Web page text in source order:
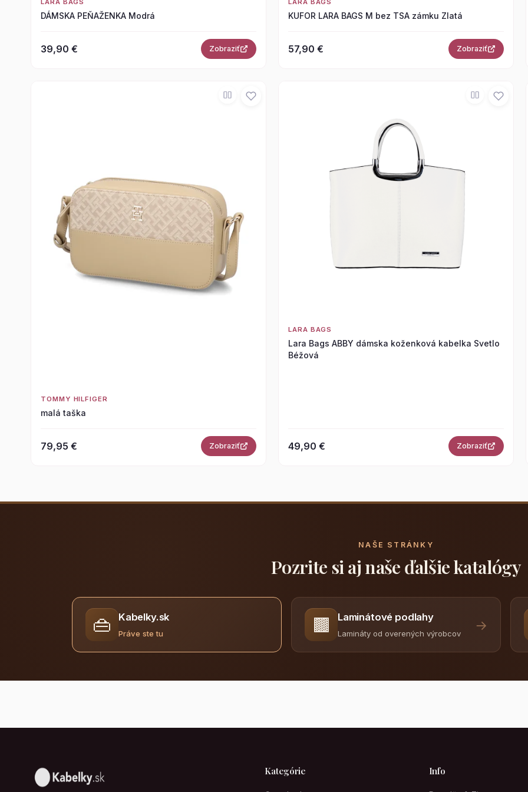
LARA BAGS
DÁMSKA PEŇAŽENKA Modrá
39,90 € Zobraziť
LARA BAGS
KUFOR LARA BAGS M bez TSA zámku Zlatá
57,90 € Zobraziť
TOMMY HILFIGER
malá taška
79,95 € Zobraziť
LARA BAGS
Lara Bags ABBY dámska koženková kabelka Svetlo
Béžová
49,90 € Zobraziť
NAŠE STRÁNKY
Pozrite si aj naše ďalšie katalógy
👜 Kabelky.sk
Práve ste tu 🟫 Laminátové podlahy
Lamináty od overených výrobcov
→
Kategórie Info